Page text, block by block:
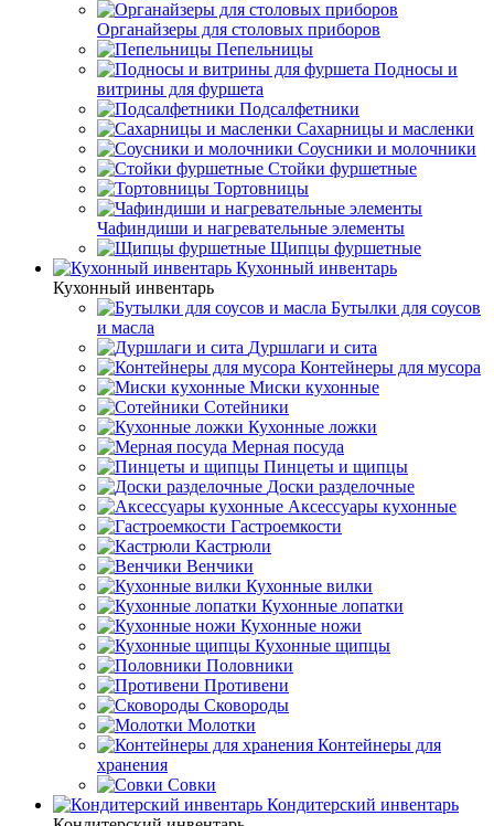
Органайзеры для столовых приборов
Пепельницы
Подносы и
витрины для фуршета
Подсалфетники
Сахарницы и масленки
Соусники и молочники
Стойки фуршетные
Тортовницы
Чафиндиши и нагревательные элементы
Щипцы фуршетные
Кухонный инвентарь
Кухонный инвентарь
Бутылки для соусов
и масла
Дуршлаги и сита
Контейнеры для мусора
Миски кухонные
Сотейники
Кухонные ложки
Мерная посуда
Пинцеты и щипцы
Доски разделочные
Аксессуары кухонные
Гастроемкости
Кастрюли
Венчики
Кухонные вилки
Кухонные лопатки
Кухонные ножи
Кухонные щипцы
Половники
Противени
Сковороды
Молотки
Контейнеры для
хранения
Совки
Кондитерский инвентарь